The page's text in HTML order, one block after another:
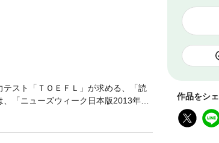
作品をシ
スト「ＴＯＥＦＬ」が求める、「読
「ニューズウィーク日本版2013年7
、年齢、肩書等はすべて掲載当時の